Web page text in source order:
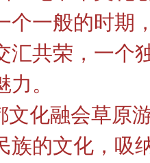
个一般的时期
汇共荣，一个
。
文化融会草原
族的文化，吸